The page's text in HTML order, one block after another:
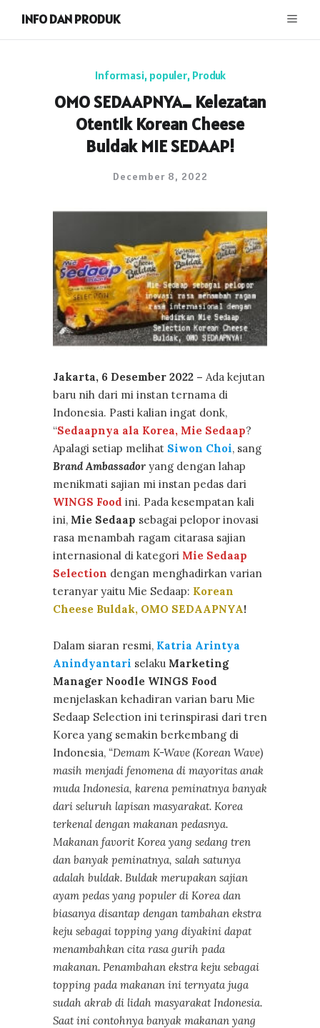
INFO DAN PRODUK
Informasi, populer, Produk
OMO SEDAAPNYA… Kelezatan
Otentik Korean Cheese
Buldak MIE SEDAAP!
December 8, 2022
Jakarta, 6 Desember 2022 – Ada kejutan
baru nih dari mi instan ternama di
Indonesia. Pasti kalian ingat donk,
“Sedaapnya ala Korea, Mie Sedaap?
Apalagi setiap melihat Siwon Choi, sang
Brand Ambassador yang dengan lahap
menikmati sajian mi instan pedas dari
WINGS Food ini. Pada kesempatan kali
ini, Mie Sedaap sebagai pelopor inovasi
rasa menambah ragam citarasa sajian
internasional di kategori Mie Sedaap
Selection dengan menghadirkan varian
teranyar yaitu Mie Sedaap: Korean
Cheese Buldak, OMO SEDAAPNYA!
Dalam siaran resmi, Katria Arintya
Anindyantari selaku Marketing
Manager Noodle WINGS Food
menjelaskan kehadiran varian baru Mie
Sedaap Selection ini terinspirasi dari tren
Korea yang semakin berkembang di
Indonesia, “Demam K-Wave (Korean Wave)
masih menjadi fenomena di mayoritas anak
muda Indonesia, karena peminatnya banyak
dari seluruh lapisan masyarakat. Korea
terkenal dengan makanan pedasnya.
Makanan favorit Korea yang sedang tren
dan banyak peminatnya, salah satunya
adalah buldak. Buldak merupakan sajian
ayam pedas yang populer di Korea dan
biasanya disantap dengan tambahan ekstra
keju sebagai topping yang diyakini dapat
menambahkan cita rasa gurih pada
makanan. Penambahan ekstra keju sebagai
topping pada makanan ini ternyata juga
sudah akrab di lidah masyarakat Indonesia.
Saat ini contohnya banyak makanan yang